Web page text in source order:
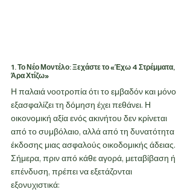
1. Το Νέο Μοντέλο: Ξεχάστε το «Έχω 4 Στρέμματα,
Άρα Χτίζω»
Η παλαιά νοοτροπία ότι το εμβαδόν και μόνο
εξασφαλίζει τη δόμηση έχει πεθάνει. Η
οικονομική αξία ενός ακινήτου δεν κρίνεται
από το συμβόλαιο, αλλά από τη δυνατότητα
έκδοσης μιας ασφαλούς οικοδομικής άδειας.
Σήμερα, πριν από κάθε αγορά, μεταβίβαση ή
επένδυση, πρέπει να εξετάζονται
εξονυχιστικά: